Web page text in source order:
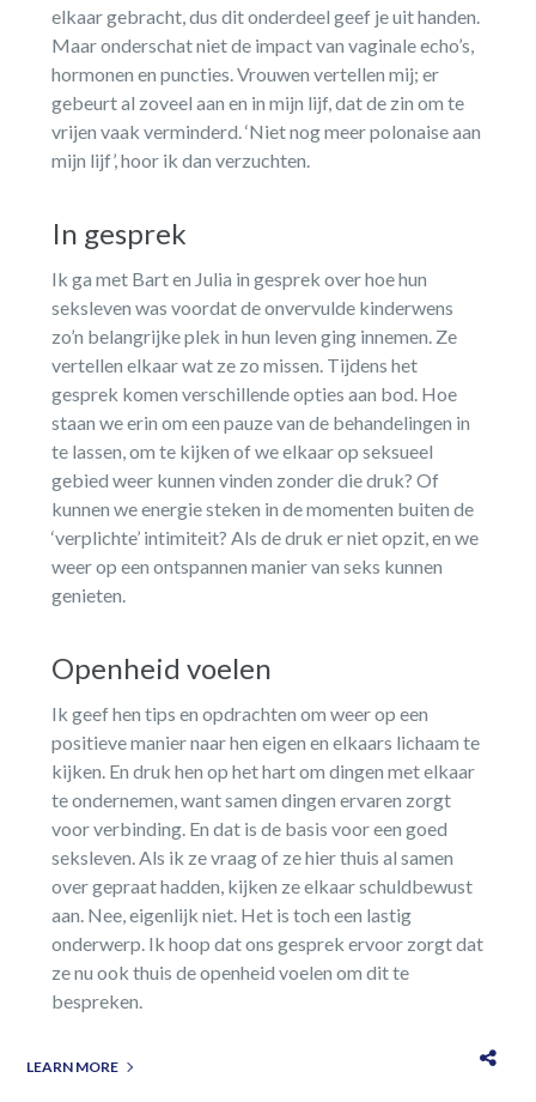
elkaar gebracht, dus dit onderdeel geef je uit handen.
Maar onderschat niet de impact van vaginale echo’s,
hormonen en puncties. Vrouwen vertellen mij; er
gebeurt al zoveel aan en in mijn lijf, dat de zin om te
vrijen vaak verminderd. ‘Niet nog meer polonaise aan
mijn lijf’, hoor ik dan verzuchten.
In gesprek
Ik ga met Bart en Julia in gesprek over hoe hun
seksleven was voordat de onvervulde kinderwens
zo’n belangrijke plek in hun leven ging innemen. Ze
vertellen elkaar wat ze zo missen. Tijdens het
gesprek komen verschillende opties aan bod. Hoe
staan we erin om een pauze van de behandelingen in
te lassen, om te kijken of we elkaar op seksueel
gebied weer kunnen vinden zonder die druk? Of
kunnen we energie steken in de momenten buiten de
‘verplichte’ intimiteit? Als de druk er niet opzit, en we
weer op een ontspannen manier van seks kunnen
genieten.
Openheid voelen
Ik geef hen tips en opdrachten om weer op een
positieve manier naar hen eigen en elkaars lichaam te
kijken. En druk hen op het hart om dingen met elkaar
te ondernemen, want samen dingen ervaren zorgt
voor verbinding. En dat is de basis voor een goed
seksleven. Als ik ze vraag of ze hier thuis al samen
over gepraat hadden, kijken ze elkaar schuldbewust
aan. Nee, eigenlijk niet. Het is toch een lastig
onderwerp. Ik hoop dat ons gesprek ervoor zorgt dat
ze nu ook thuis de openheid voelen om dit te
bespreken.
LEARN MORE